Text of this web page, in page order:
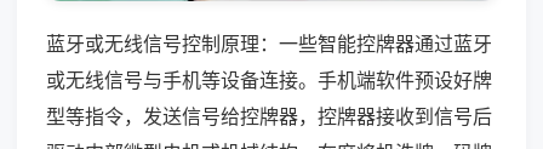
蓝牙或无线信号控制原理：一些智能控牌器通过蓝牙
或无线信号与手机等设备连接。手机端软件预设好牌
型等指令，发送信号给控牌器，控牌器接收到信号后